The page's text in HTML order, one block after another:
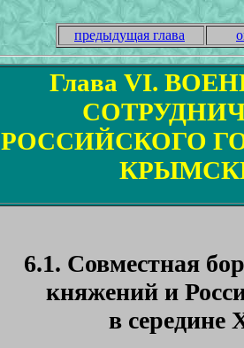
предыдущая глава
Глава VI.
РОССИЙСКОГО
6.1. Совместная
княжений и
в середине